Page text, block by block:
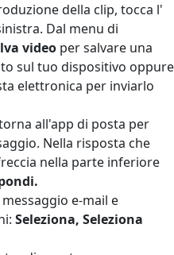
della clip, tocca l'
Dal menu di
video per salvare una
sul tuo dispositivo oppure
elettronica per inviarlo
all'app di posta per
Nella risposta che
nella parte inferiore
e-mail e
Seleziona, Seleziona